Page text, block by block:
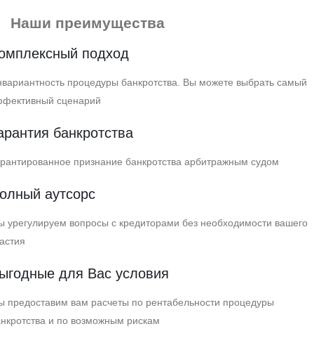
Наши преимущества
подход
процедуры банкротства. Вы можете выбрать самый
сценарий
банкротства
признание банкротства арбитражным судом
аутсорс
урегулируем вопросы с кредиторами без необходимости вашего
для Вас условия
предоставим вам расчеты по рентабельности процедуры
и по возможным рискам